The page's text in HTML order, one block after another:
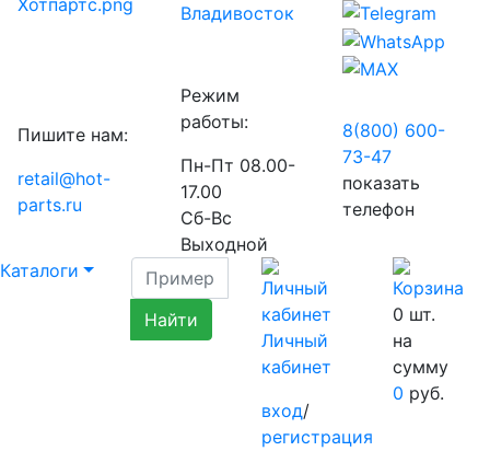
Владивосток
Пишите нам:
retail@hot-
parts.ru
Режим
работы:
Пн-Пт 08.00-
17.00
Сб-Вс
Выходной
8(800) 600-
73-47
показать
телефон
Каталоги
Личный
кабинет
вход/
регистрация
0 шт.
на
сумму
0 руб.